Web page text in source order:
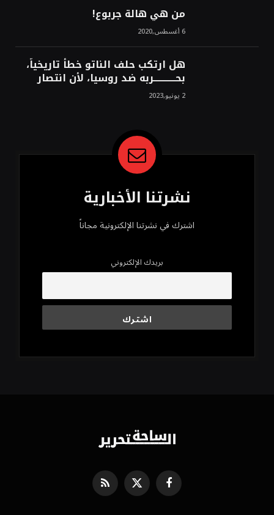
من هي هالة جربوع!
6 أغسطس,2020
هل ارتكب حلف الناتو خطأً تاريخياً،
بحــــــــــــربه ضد روسيا، لأن انتصار
روسيا الحتمي، سيفتت الناتو!محمد
محسن 2 يونيو,2023
نشرتنا الأخبارية
اشترك في نشرتنا الإلكترونية مجاناً
بريدك الإلكتروني
فيسبوك X
(Twitter)
RSS